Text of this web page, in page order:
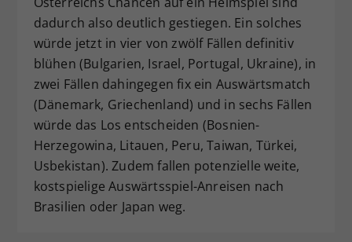
dadurch also deutlich gestiegen. Ein solches
würde jetzt in vier von zwölf Fällen definitiv
blühen (Bulgarien, Israel, Portugal, Ukraine), in
zwei Fällen dahingegen fix ein Auswärtsmatch
(Dänemark, Griechenland) und in sechs Fällen
würde das Los entscheiden (Bosnien-
Herzegowina, Litauen, Peru, Taiwan, Türkei,
Usbekistan). Zudem fallen potenzielle weite,
kostspielige Auswärtsspiel-Anreisen nach
Brasilien oder Japan weg.